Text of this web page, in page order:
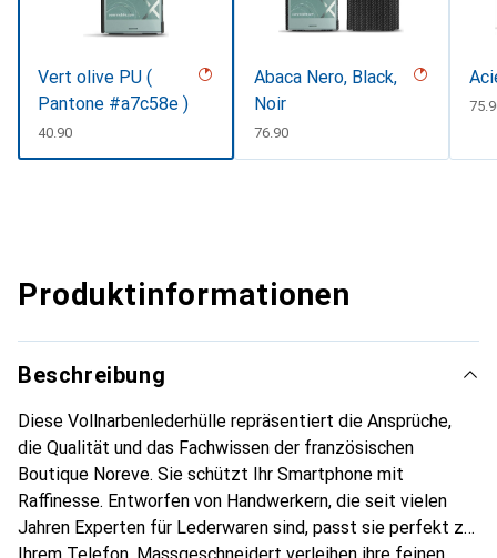
Vert olive PU (
Pantone #a7c58e )
CHF
40.90
Abaca Nero, Black,
Noir
CHF
76.90
CHF
Produktinformationen
Beschreibung
Diese Vollnarbenlederhülle repräsentiert die Ansprüche,
die Qualität und das Fachwissen der französischen
Boutique Noreve. Sie schützt Ihr Smartphone mit
Raffinesse. Entworfen von Handwerkern, die seit vielen
Jahren Experten für Lederwaren sind, passt sie perfekt zu